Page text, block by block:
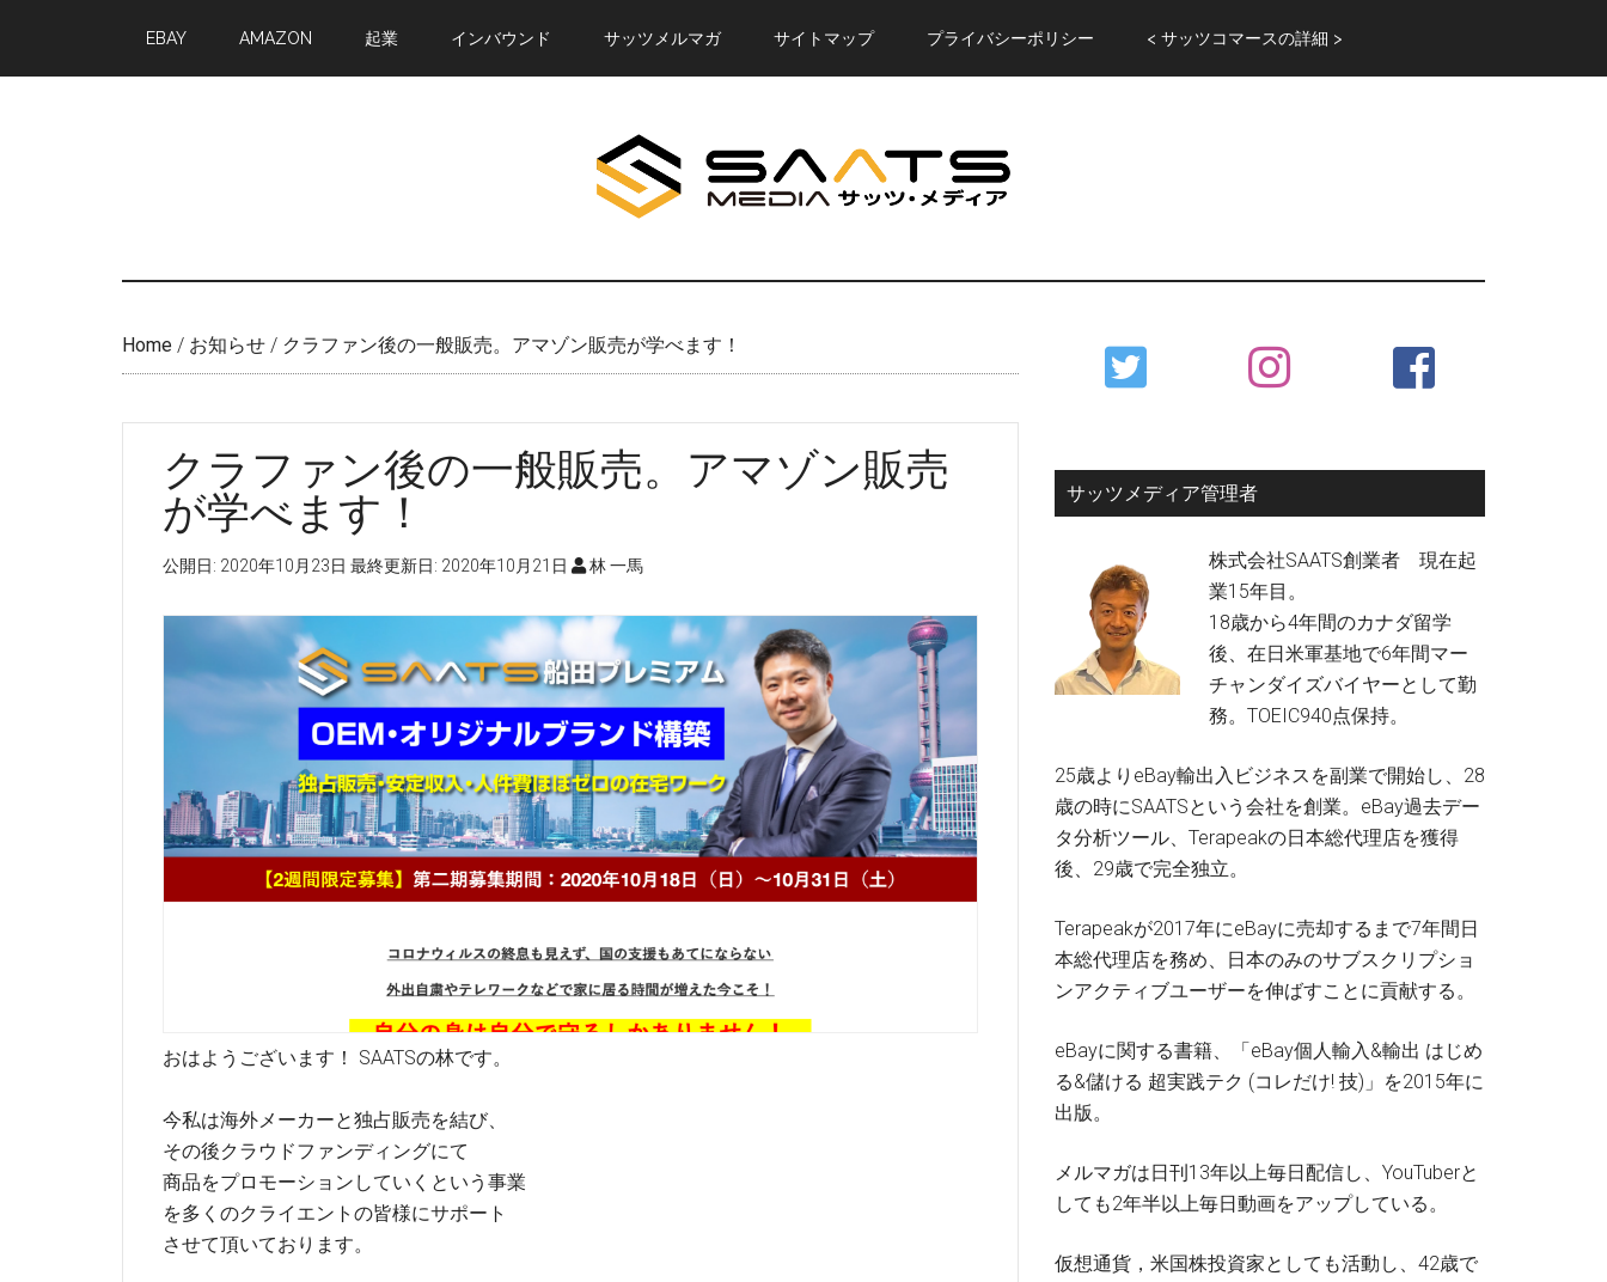
main
primary
EBAY AMAZON 起業 インバウンド サッツメルマガ サイトマップ プライバシーポリシー < サッツコマースの詳細 >
Home / お知らせ / クラファン後の一般販売。アマゾン販売が学べます！
クラファン後の一般販売。アマゾン販売
が学べます！
公開日: 2020年10月23日 最終更新日: 2020年10月21日 林 一馬
おはようございます！ SAATSの林です。
今私は海外メーカーと独占販売を結び、
その後クラウドファンディングにて
商品をプロモーションしていくという事業
を多くのクライエントの皆様にサポート
させて頂いております。
Primary
Sidebar
サッツメディア管理者
株式会社SAATS創業者 現在起
業15年目。
18歳から4年間のカナダ留学
後、在日米軍基地で6年間マー
チャンダイズバイヤーとして勤
務。TOEIC940点保持。
25歳よりeBay輸出入ビジネスを副業で開始し、28
歳の時にSAATSという会社を創業。eBay過去デー
タ分析ツール、Terapeakの日本総代理店を獲得
後、29歳で完全独立。
Terapeakが2017年にeBayに売却するまで7年間日
本総代理店を務め、日本のみのサブスクリプショ
ンアクティブユーザーを伸ばすことに貢献する。
eBayに関する書籍、「eBay個人輸入&輸出 はじめ
る&儲ける 超実践テク (コレだけ! 技)」を2015年に
出版。
メルマガは日刊13年以上毎日配信し、YouTuberと
しても2年半以上毎日動画をアップしている。
仮想通貨，米国株投資家としても活動し、42歳で